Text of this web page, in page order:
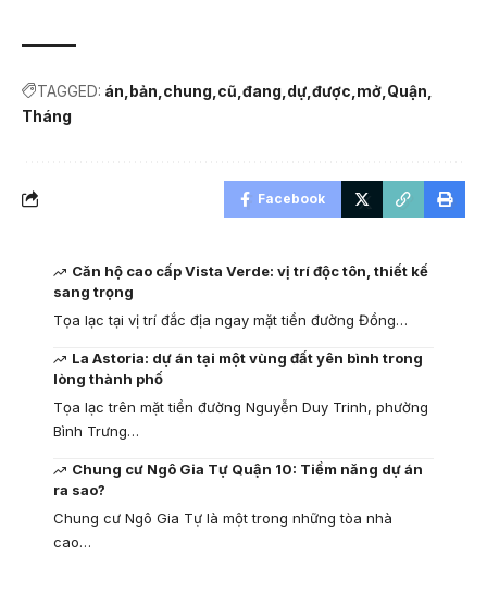
TAGGED: án bản chung cũ đang dự được mở Quận
Tháng
Facebook
Căn hộ cao cấp Vista Verde: vị trí độc tôn, thiết kế
sang trọng
Tọa lạc tại vị trí đắc địa ngay mặt tiền đường Đồng…
La Astoria: dự án tại một vùng đất yên bình trong
lòng thành phố
Tọa lạc trên mặt tiền đường Nguyễn Duy Trinh, phường
Bình Trưng…
Chung cư Ngô Gia Tự Quận 10: Tiềm năng dự án
ra sao?
Chung cư Ngô Gia Tự là một trong những tòa nhà
cao…